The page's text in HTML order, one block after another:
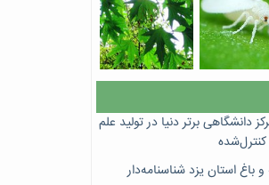
تهران در جمع ۳ مرکز دانشگاهی برتر دنیا در تولید علم
۴۵۰ گلخانه و باغ استان یزد شناسنامه‌دار